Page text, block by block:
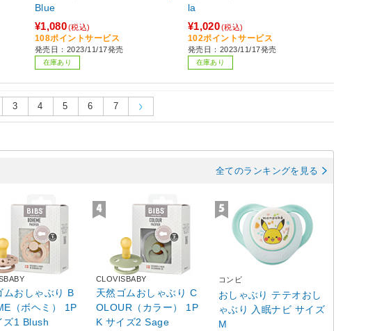
Blue
¥1,080(税込)
108ポイントサービス
発売日：2023/11/17発売
在庫あり
la
¥1,020(税込)
102ポイントサービス
発売日：2023/11/17発売
在庫あり
3 4 5 6 7
全てのランキングを見る
ムおしゃぶり B
（ボヘミ） 1P
ズ1 Blush
CLOVISBABY
天然ゴムおしゃぶり C
OLOUR（カラー） 1P
K サイズ2 Sage
コンビ
おしゃぶり テテオおし
ゃぶり 入眠ナビ サイズ
M